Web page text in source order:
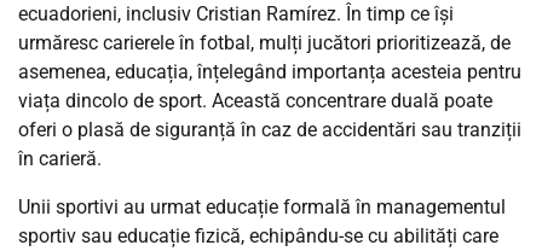
ecuadorieni, inclusiv Cristian Ramírez. În timp ce își
urmăresc carierele în fotbal, mulți jucători prioritizează, de
asemenea, educația, înțelegând importanța acesteia pentru
viața dincolo de sport. Această concentrare duală poate
oferi o plasă de siguranță în caz de accidentări sau tranziții
în carieră.
Unii sportivi au urmat educație formală în managementul
sportiv sau educație fizică, echipându-se cu abilități care